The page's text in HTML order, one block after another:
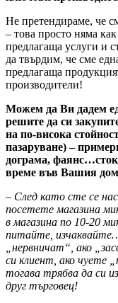
Не претендираме, че
– това просто няма
предлагаща услуги и
да твърдим, че сме
предлагаща
производители!
Можем да Ви дадем
решите да си
на по-висока
пазаруване) –
дограма,
време във Вашия
– След като сте се
посетете магазина
в магазина по 10-20
питайте,
„нервничат“, ако
си клиент, ако чуете
тогава трябва да си
друг търговец!